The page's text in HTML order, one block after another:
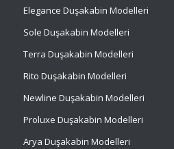
Elegance Duşakabin Modelleri
Sole Duşakabin Modelleri
Terra Duşakabin Modelleri
Rito Duşakabin Modelleri
Newline Duşakabin Modelleri
Proluxe Duşakabin Modelleri
Arya Duşakabin Modelleri